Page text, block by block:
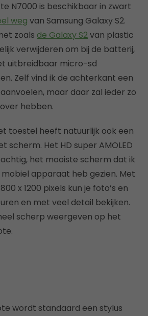
N7000 is beschikbaar in zwart
weg van Samsung Galaxy S2.
zoals de Galaxy S2van plastic
verwijderen om bij de batterij,
uitbreidbaar micro-sd
Zelf vind ik de achterkant een
maar daar zal ieder zo
hebben.
toestel heeft natuurlijk ook een
scherm. Het HD super AMOLED
het mooiste scherm dat ik
apparaat heb gezien. Met
x 1200 pixels kun je foto’s en
en met veel detail bekijken.
scherp weergeven op het
wordt standaard een stylus